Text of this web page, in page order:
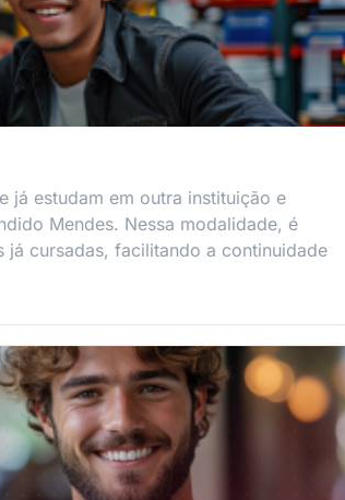
já estudam em outra instituição e
Mendes. Nessa modalidade, é
já cursadas, facilitando a continuidade